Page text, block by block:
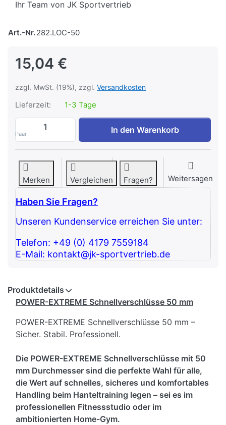
Ihr Team von JK Sportvertrieb
Art.-Nr.282.LOC-50
15,04 €
zzgl. MwSt. (19%), zzgl. Versandkosten
Lieferzeit: 1-3 Tage
Paar
POWER-EXTREME Schnellverschlüsse
In den Warenkorb
Merken Vergleichen Fragen? Weitersagen
Haben Sie Fragen?
Unseren Kundenservice erreichen Sie unter:
Telefon: +49 (0) 4179 7559184
E-Mail: kontakt@jk-sportvertrieb.de
Produktdetails
POWER-EXTREME Schnellverschlüsse 50 mm
POWER-EXTREME Schnellverschlüsse 50 mm –
Sicher. Stabil. Professionell.
Die POWER-EXTREME Schnellverschlüsse mit 50
mm Durchmesser sind die perfekte Wahl für alle,
die Wert auf schnelles, sicheres und komfortables
Handling beim Hanteltraining legen – sei es im
professionellen Fitnessstudio oder im
ambitionierten Home-Gym.